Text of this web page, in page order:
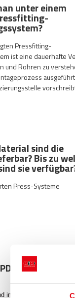
unter einem
Pressfitting-
ist eine dauerhafte
und Rohren zu
sind die
Bis zu
sie
Press-Systeme
für
immer Ölspuren